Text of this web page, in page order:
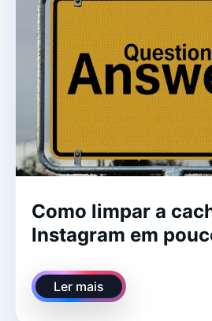
Como limpar a
Instagram em
Ler mais